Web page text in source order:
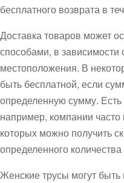
бесплатного возврата в
Доставка товаров может
способами, в зависимости
местоположения. В
быть бесплатной, если
определенную сумму.
например, компании
которых можно получить
определенного
Женские трусы могут